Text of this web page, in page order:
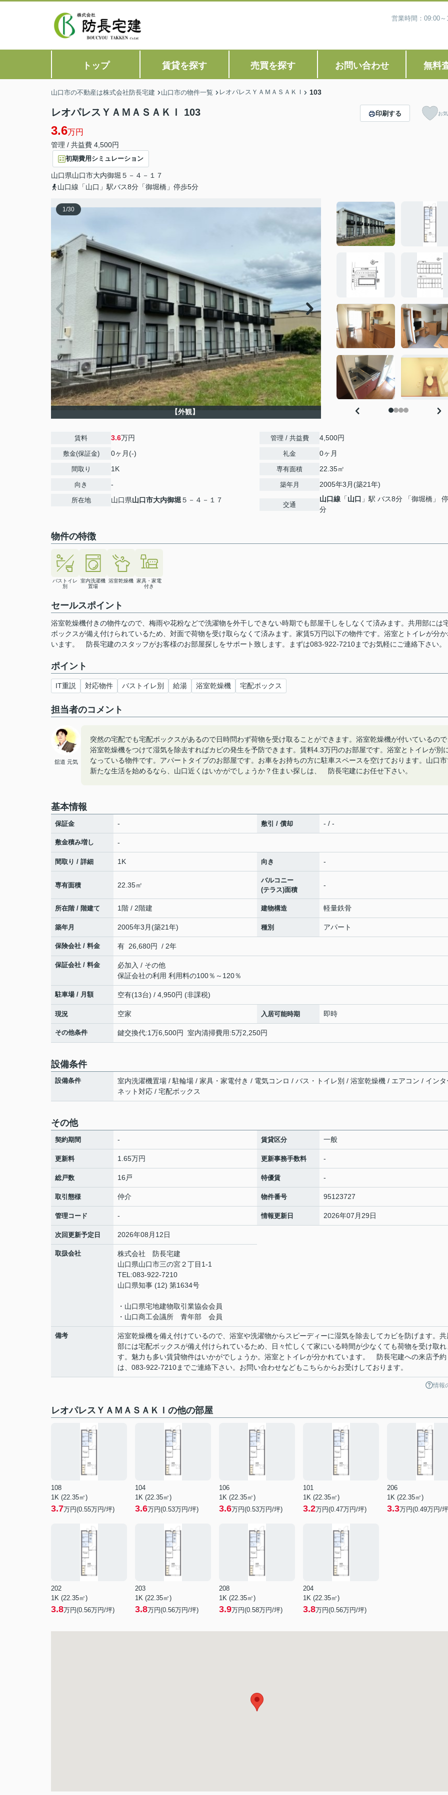
営業時間：09:00
トップ 賃貸を探す 売買を探す お問い合わせ 無料
山口市の不動産は株式会社防長宅建 山口市の物件一覧 レオパレスＹＡＭＡＳＡＫＩ 103
レオパレスＹＡＭＡＳＡＫＩ 103
3.6万円
管理 / 共益費 4,500円
初期費用シミュレーション
山口県山口市大内御堀 ５－４－１７
山口線「山口」駅バス8分「御堀橋」停歩5分
印刷する お
1/30
【外観】
賃料 3.6万円
敷金(保証金) 0ヶ月(-)
間取り 1K
向き -
所在地 山口県山口市大内御堀５－４－１７
管理 / 共益費 4,500円
礼金 0ヶ月
専有面積 22.35㎡
築年月 2005年3月(築21年)
交通
山口線 「山口 」駅 バス8分 「御堀橋」
分
物件の特徴
バストイレ
別
室内洗濯機
置場
浴室乾燥機 家具・家電
付き
セールスポイント
浴室乾燥機付きの物件なので、梅雨や花粉などで洗濯物を外干しできない時期でも部屋干しをしなくて済みます。共用部には
ボックスが備え付けられているため、対面で荷物を受け取らなくて済みます。家賃5万円以下の物件です。浴室とトイレが分
います。 防長宅建のスタッフがお客様のお部屋探しをサポート致します。まずは083-922-7210までお気軽にご連絡下さい。
ポイント
IT重説 対応物件 バストイレ別 給湯 浴室乾燥機 宅配ボックス
担当者のコメント
舘道 元気
突然の宅配でも宅配ボックスがあるので日時問わず荷物を受け取ることができます。浴室乾燥機が付いているの
浴室乾燥機をつけて湿気を除去すればカビの発生を予防できます。賃料4.3万円のお部屋です。浴室とトイレが別
なっている物件です。アパートタイプのお部屋です。お車をお持ちの方に駐車スペースを空けております。山口
新たな生活を始めるなら、山口近くはいかがでしょうか？住まい探しは、 防長宅建にお任せ下さい。
基本情報
保証金 - 敷引 / 償却 - / -
敷金積み増し -
間取り / 詳細 1K 向き -
専有面積 22.35㎡
バルコニー
(テラス)面積
-
所在階 / 階建て 1階 / 2階建 建物構造 軽量鉄骨
築年月 2005年3月(築21年) 種別 アパート
保険会社 / 料金 有 26,680円 / 2年
保証会社 / 料金
必加入 / その他
保証会社の利用 利用料の100％～120％
駐車場 / 月額 空有(13台) / 4,950円 (非課税)
現況 空家 入居可能時期 即時
その他条件 鍵交換代:1万6,500円 室内清掃費用:5万2,250円
設備条件
設備条件
室内洗濯機置場 / 駐輪場 / 家具・家電付き / 電気コンロ / バス・トイレ別 / 浴室乾燥機 / エアコン / インタ
ネット対応 / 宅配ボックス
その他
契約期間 - 賃貸区分 一般
更新料 1.65万円 更新事務手数料 -
総戸数 16戸 特優賃 -
取引態様 仲介 物件番号 95123727
管理コード - 情報更新日 2026年07月29日
次回更新予定日 2026年08月12日
取扱会社
株式会社 防長宅建
山口県山口市三の宮２丁目1-1
TEL:083-922-7210
山口県知事 (12) 第1634号
・山口県宅地建物取引業協会会員
・山口商工会議所 青年部 会員
備考
浴室乾燥機を備え付けているので、浴室や洗濯物からスピーディーに湿気を除去してカビを防げます。共
部には宅配ボックスが備え付けられているため、日々忙しくて家にいる時間が少なくても荷物を受け取れ
す。魅力も多い賃貸物件はいかがでしょうか。浴室とトイレが分かれています。 防長宅建への来店予約
は、083-922-7210までご連絡下さい。お問い合わせなどもこちらからお受けしております。
情報
レオパレスＹＡＭＡＳＡＫＩの他の部屋
108
1K (22.35㎡)
3.7万円(0.55万円/坪)
104
1K (22.35㎡)
3.6万円(0.53万円/坪)
106
1K (22.35㎡)
3.6万円(0.53万円/坪)
101
1K (22.35㎡)
3.2万円(0.47万円/坪)
206
1K (22.35㎡)
3.3万円(0.49万円/
202
1K (22.35㎡)
3.8万円(0.56万円/坪)
203
1K (22.35㎡)
3.8万円(0.56万円/坪)
208
1K (22.35㎡)
3.9万円(0.58万円/坪)
204
1K (22.35㎡)
3.8万円(0.56万円/坪)